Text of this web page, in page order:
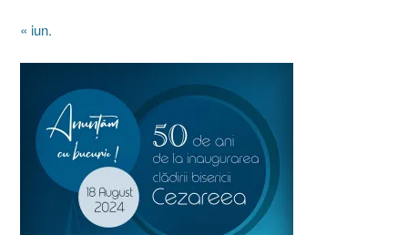
« iun.